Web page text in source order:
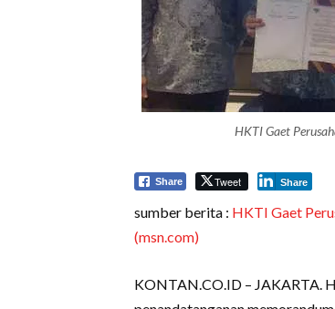
HKTI Gaet
Share Tweet Share
sumber berita : HKTI Gaet
(msn.com)
KONTAN.CO.ID – JAKARTA.